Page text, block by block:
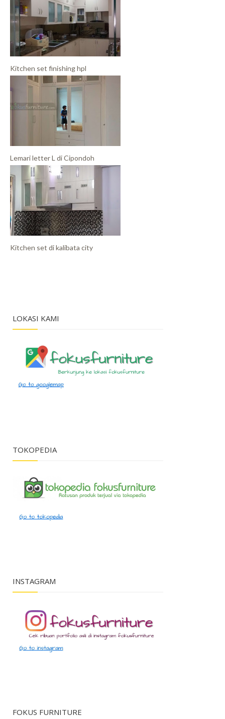
Kitchen set finishing hpl
Lemari letter L di Cipondoh
Kitchen set di kalibata city
LOKASI KAMI
TOKOPEDIA
INSTAGRAM
FOKUS FURNITURE